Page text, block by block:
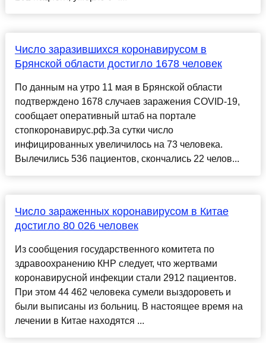
Число заразившихся коронавирусом в
Брянской области достигло 1678 человек
По данным на утро 11 мая в Брянской области
подтверждено 1678 случаев заражения COVID-19,
сообщает оперативный штаб на портале
стопкоронавирус.рф.За сутки число
инфицированных увеличилось на 73 человека.
Вылечились 536 пациентов, скончались 22 челов...
Число зараженных коронавирусом в Китае
достигло 80 026 человек
Из сообщения государственного комитета по
здравоохранению КНР следует, что жертвами
коронавирусной инфекции стали 2912 пациентов.
При этом 44 462 человека сумели выздороветь и
были выписаны из больниц. В настоящее время на
лечении в Китае находятся ...